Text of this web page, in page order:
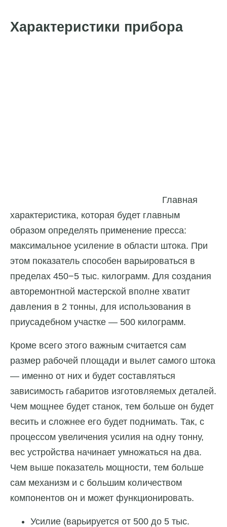
Характеристики прибора
Главная
характеристика, которая будет главным
образом определять применение пресса:
максимальное усиление в области штока. При
этом показатель способен варьироваться в
пределах 450−5 тыс. килограмм. Для создания
авторемонтной мастерской вполне хватит
давления в 2 тонны, для использования в
приусадебном участке — 500 килограмм.
Кроме всего этого важным считается сам
размер рабочей площади и вылет самого штока
— именно от них и будет составляться
зависимость габаритов изготовляемых деталей.
Чем мощнее будет станок, тем больше он будет
весить и сложнее его будет поднимать. Так, с
процессом увеличения усилия на одну тонну,
вес устройства начинает умножаться на два.
Чем выше показатель мощности, тем больше
сам механизм и с большим количеством
компонентов он и может функционировать.
Усилие (варьируется от 500 до 5 тыс.